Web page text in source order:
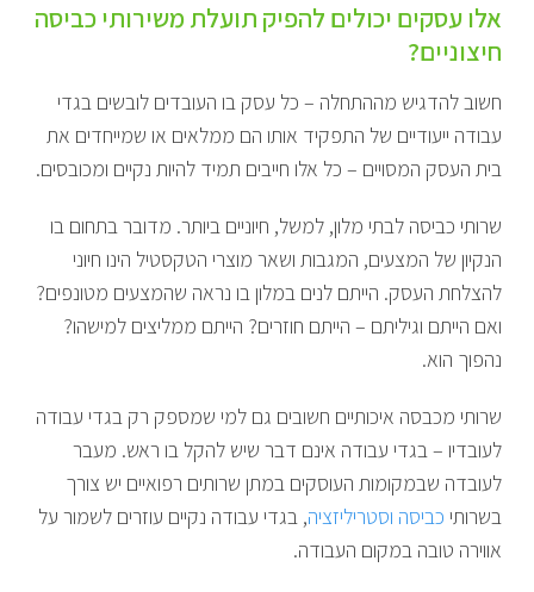
אלו עסקים יכולים להפיק תועלת משירותי כביסה
חיצוניים?
חשוב להדגיש מההתחלה – כל עסק בו העובדים לובשים בגדי
עבודה ייעודיים של התפקיד אותו הם ממלאים או שמייחדים את
בית העסק המסויים – כל אלו חייבים תמיד להיות נקיים ומכובסים.
שרותי כביסה לבתי מלון, למשל, חיוניים ביותר. מדובר בתחום בו
הנקיון של המצעים, המגבות ושאר מוצרי הטקסטיל הינו חיוני
להצלחת העסק. הייתם לנים במלון בו נראה שהמצעים מטונפים?
ואם הייתם וגיליתם – הייתם חוזרים? הייתם ממליצים למישהו?
נהפוך הוא.
שרותי מכבסה איכותיים חשובים גם למי שמספק רק בגדי עבודה
לעובדיו – בגדי עבודה אינם דבר שיש להקל בו ראש. מעבר
לעובדה שבמקומות העוסקים במתן שרותים רפואיים יש צורך
בשרותי כביסה וסטריליזציה, בגדי עבודה נקיים עוזרים לשמור על
אווירה טובה במקום העבודה.